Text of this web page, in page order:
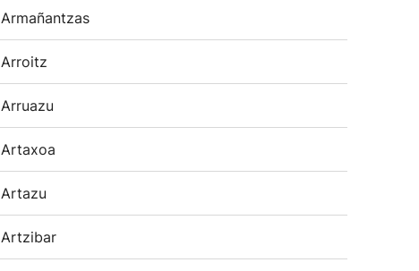
Armañantzas
Arroitz
Arruazu
Artaxoa
Artazu
Artzibar